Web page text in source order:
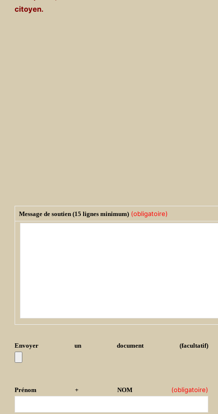
citoyen.
Message de soutien (15 lignes minimum) (obligatoire)
Envoyer un document (facultatif)
Prénom + NOM (obligatoire)